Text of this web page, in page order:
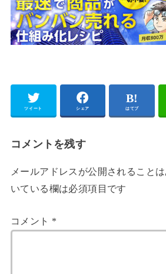
ツイート シェア はてブ
コメントを残す
メールアドレスが公開されることは
いている欄は必須項目です
コメント *